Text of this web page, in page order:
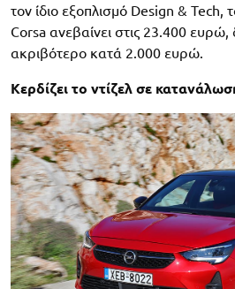
τον ίδιο εξοπλισμό Design & Tech,
Corsa ανεβαίνει στις 23.400 ευρώ,
ακριβότερο κατά 2.000 ευρώ.
Κερδίζει το ντίζελ σε